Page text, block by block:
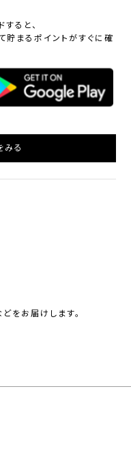
ると、
貯まるポイントがすぐに確
みる
をお届けします。